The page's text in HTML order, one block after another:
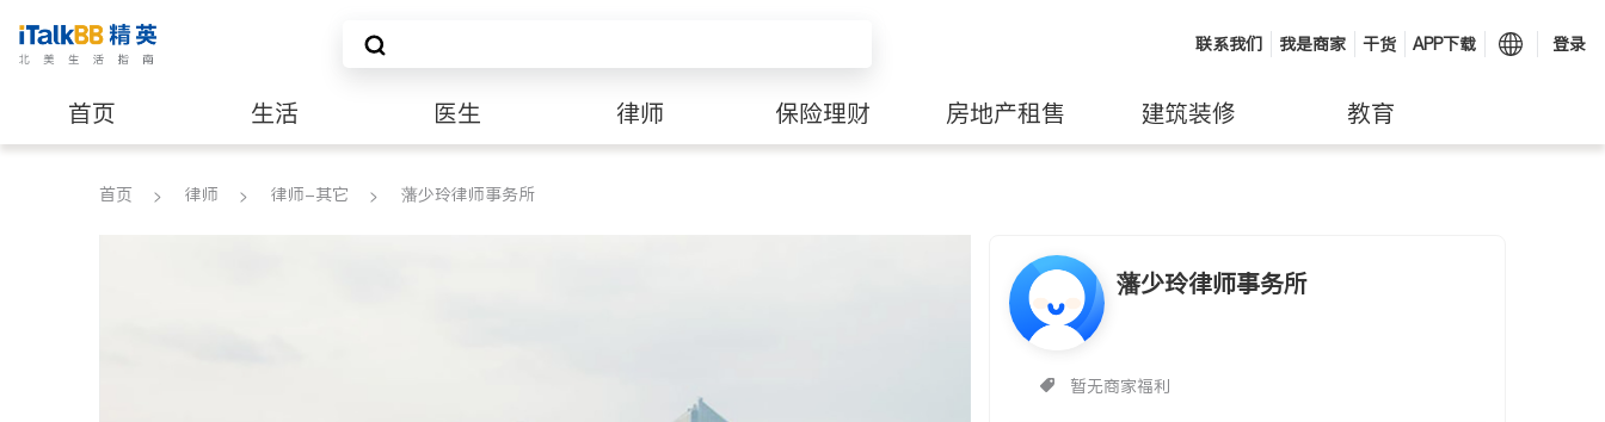
联系我们 我是商家 干货 APP下载 登录
首页 生活 医生 律师 保险理财 房地产租售 建筑装修 教育
养老 非盈利组织
首页 律师 律师-其它 藩少玲律师事务所
藩少玲律师事务所
暂无商家福利